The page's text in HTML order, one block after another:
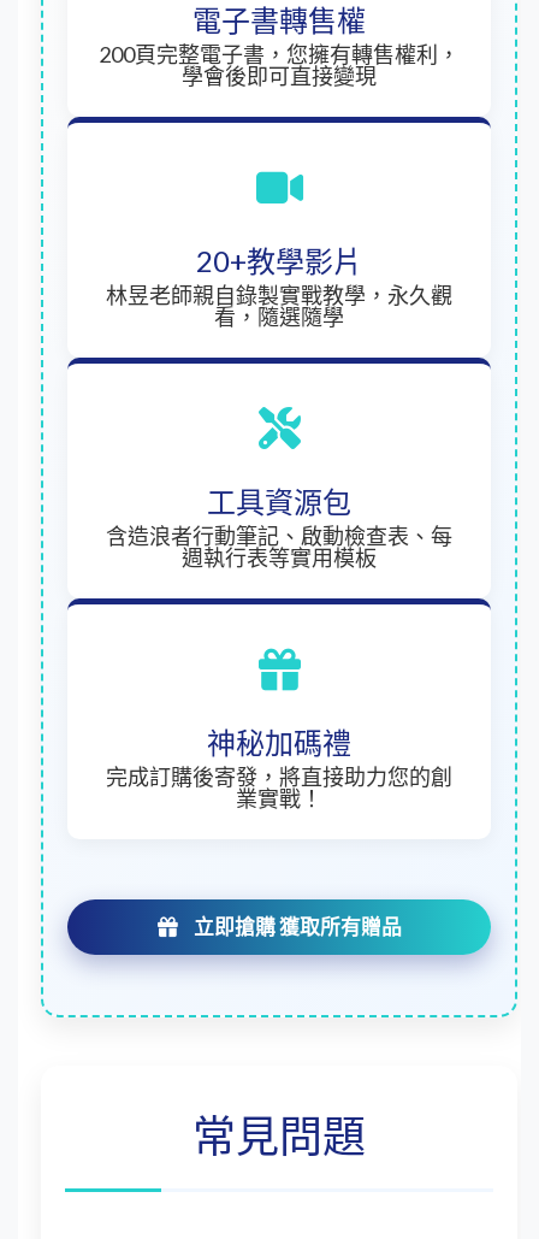
電子書轉售權
200頁完整電子書，您擁有轉售權利，
學會後即可直接變現
20+教學影片
林昱老師親自錄製實戰教學，永久觀
看，隨選隨學
工具資源包
含造浪者行動筆記、啟動檢查表、每
週執行表等實用模板
神秘加碼禮
完成訂購後寄發，將直接助力您的創
業實戰！
立即搶購 獲取所有贈品
常見問題